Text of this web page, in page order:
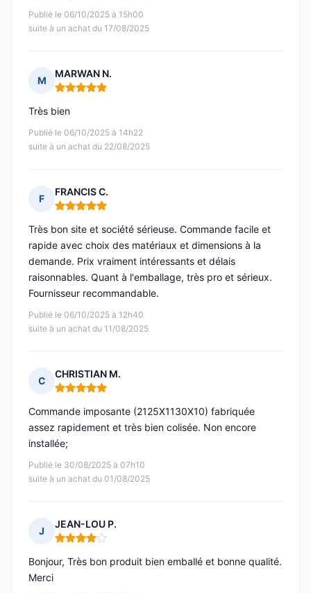
Publié le 06/10/2025 à 15h00
suite à un achat du 17/08/2025
M
MARWAN N.
Note : 5 sur 5
Publié le 06/10/2025 à 14h22
suite à un achat du 22/08/2025
Très bien
F
FRANCIS C.
Note : 5 sur 5
Publié le 06/10/2025 à 12h40
suite à un achat du 11/08/2025
Très bon site et société sérieuse. Commande facile et
rapide avec choix des matériaux et dimensions à la
demande. Prix vraiment intéressants et délais
raisonnables. Quant à l'emballage, très pro et sérieux.
Fournisseur recommandable.
C
CHRISTIAN M.
Note : 5 sur 5
Publié le 30/08/2025 à 07h10
suite à un achat du 01/08/2025
Commande imposante (2125X1130X10) fabriquée
assez rapidement et très bien colisée. Non encore
installée;
J
JEAN-LOU P.
Note : 4 sur 5
Bonjour, Très bon produit bien emballé et bonne qualité.
Merci